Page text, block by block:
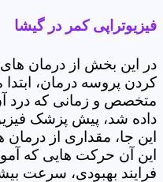
فیزیوتراپی کمر در گیشا
در این بخش از درمان های
کردن پروسه درمان،
متخصص و زمانی که درد
داده شد، پیش پزشک
این جا، مقداری از
این آن حرکت هایی که
فرایند بهبودی، سرعت